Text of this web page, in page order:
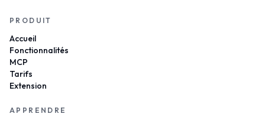
PRODUIT
Accueil
Fonctionnalités
MCP
Tarifs
Extension
APPRENDRE